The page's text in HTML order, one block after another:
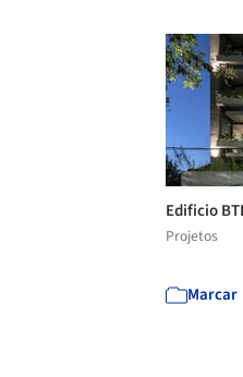
Edificio
Projetos
Marcar